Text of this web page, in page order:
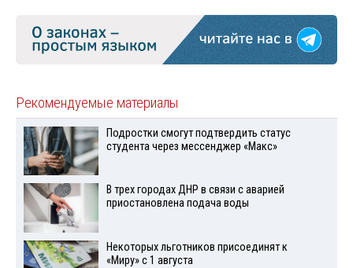
Рекомендуемые материалы
Подростки смогут подтвердить статус
студента через мессенджер «Макс»
В трех городах ДНР в связи с аварией
приостановлена подача воды
Некоторых льготников присоединят к
«Миру» с 1 августа